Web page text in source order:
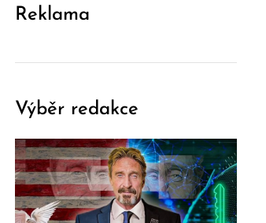
Reklama
Výběr redakce